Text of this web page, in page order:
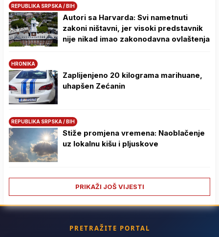
REPUBLIKA SRPSKA / BIH
Autori sa Harvarda: Svi nametnuti
zakoni ništavni, jer visoki predstavnik
nije nikad imao zakonodavna ovlaštenja
HRONIKA
Zaplijenjeno 20 kilograma marihuane,
uhapšen Zećanin
REPUBLIKA SRPSKA / BIH
Stiže promjena vremena: Naoblačenje
uz lokalnu kišu i pljuskove
PRIKAŽI JOŠ VIJESTI
PRETRAŽITE PORTAL